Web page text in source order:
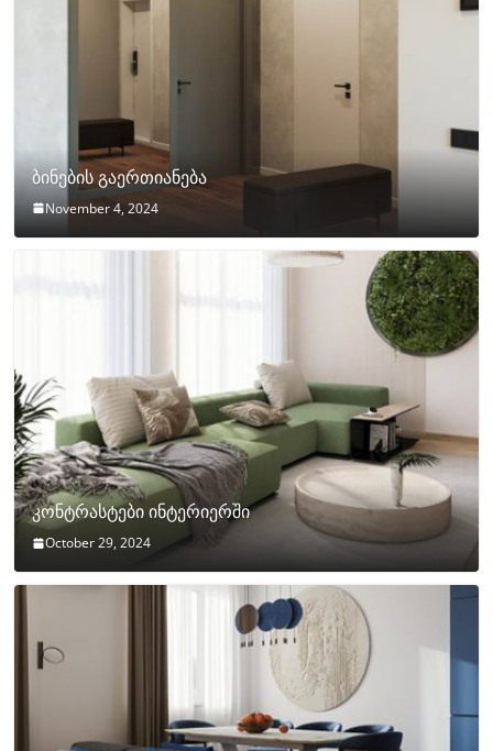
ბინების გაერთიანება
November 4, 2024
კონტრასტები ინტერიერში
October 29, 2024